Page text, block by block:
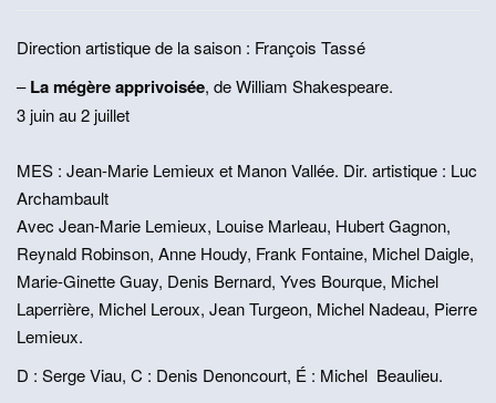
Direction artistique de la saison : François Tassé
–La mégère apprivoisée, de William Shakespeare.
3 juin au 2 juillet
MES : Jean-Marie Lemieux et Manon Vallée. Dir. artistique : Luc
Archambault
Avec Jean-Marie Lemieux, Louise Marleau, Hubert Gagnon,
Reynald Robinson, Anne Houdy, Frank Fontaine, Michel Daigle,
Marie-Ginette Guay, Denis Bernard, Yves Bourque, Michel
Laperrière, Michel Leroux, Jean Turgeon, Michel Nadeau, Pierre
Lemieux.
D : Serge Viau, C : Denis Denoncourt, É : Michel Beaulieu.